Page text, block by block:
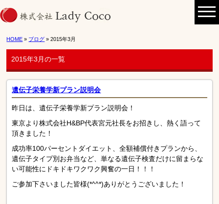
HOME » ブログ » 2015年3月
2015年3月の一覧
遺伝子栄養学新プラン説明会
昨日は、遺伝子栄養学新プラン説明会！
東京より株式会社H&BP代表宮元社長をお招きし、熱く語って
頂きました！
成功率100パーセントダイエット、全額補償付きプランから、
遺伝子タイプ別お弁当など、単なる遺伝子検査だけに留まらな
い可能性にドキドキワクワク興奮の一日！！！
ご参加下さいました皆様(*^^*)ありがとうございました！